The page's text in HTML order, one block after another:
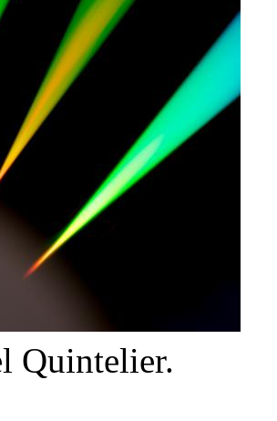
Quintelier.